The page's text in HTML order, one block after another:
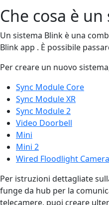
Che cosa è
Un sistema Blink è una
Blink app . È possibile
Per creare un nuovo
Sync Module Core
Sync Module XR
Sync Module 2
Video Doorbell
Mini
Mini 2
Wired Floodlight Camera
Per istruzioni dettagliate
funge da hub per la
telecamere, puoi creare